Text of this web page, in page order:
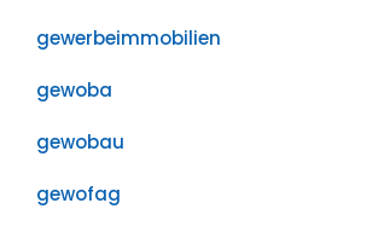
gewerbeimmobilien
gewoba
gewobau
gewofag